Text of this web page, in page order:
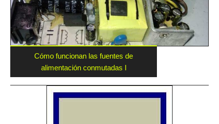
Cómo funcionan las fuentes de
alimentación conmutadas I